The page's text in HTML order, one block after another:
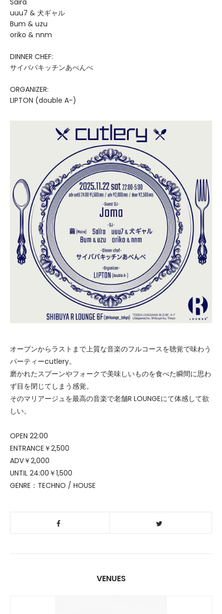
Saïra
uuu7 & 犬ギャル
Bum & uzu
oriko & nnm
DINNER CHEF:
サイババキッチンあべんべ
ORGANIZER:
LIPTON (double A-)
オープンからラストまで上質な音楽のフルコースを聴覚で味わう
パーティーcutlery。
磨かれたスプーンやフォークで美味しいものを食べた瞬間に思わ
ず目を閉じてしまう感覚。
そのマリアージュを最高の音楽で老舗R LOUNGEにて体感して欲
しい。
OPEN 22:00
ENTRANCE￥2,500
ADV￥2,000
UNTIL 24:00￥1,500
GENRE：TECHNO / HOUSE
VENUES